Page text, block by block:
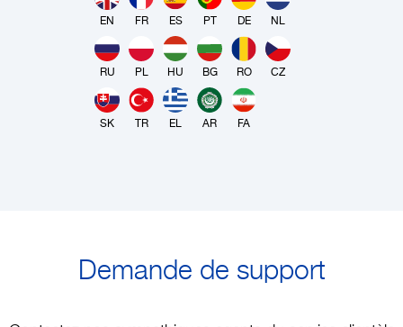
EN FR ES PT DE NL
RU PL HU BG RO CZ
SK TR EL AR FA
Demande de support